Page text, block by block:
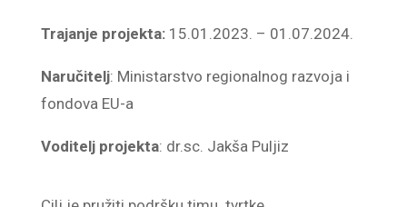
Trajanje projekta: 15.01.2023. – 01.07.2024.
Naručitelj: Ministarstvo regionalnog razvoja i
fondova EU-a
Voditelj projekta: dr.sc. Jakša Puljiz